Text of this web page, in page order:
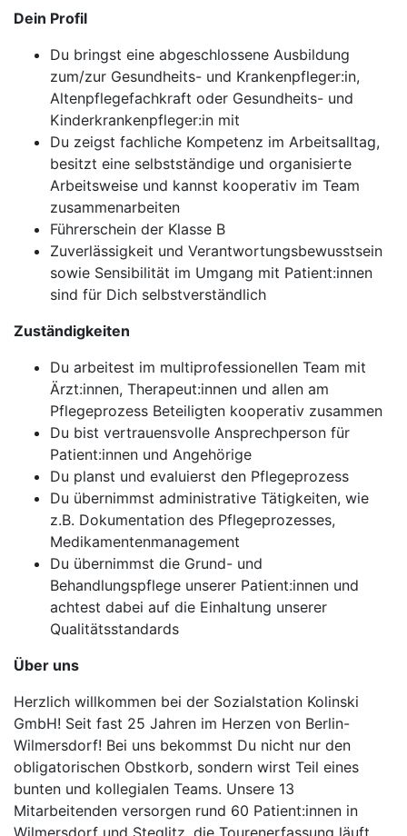
Dein Profil
Du bringst eine abgeschlossene Ausbildung
zum/zur Gesundheits- und Krankenpfleger:in,
Altenpflegefachkraft oder Gesundheits- und
Kinderkrankenpfleger:in mit
Du zeigst fachliche Kompetenz im Arbeitsalltag,
besitzt eine selbstständige und organisierte
Arbeitsweise und kannst kooperativ im Team
zusammenarbeiten
Führerschein der Klasse B
Zuverlässigkeit und Verantwortungsbewusstsein
sowie Sensibilität im Umgang mit Patient:innen
sind für Dich selbstverständlich
Zuständigkeiten
Du arbeitest im multiprofessionellen Team mit
Ärzt:innen, Therapeut:innen und allen am
Pflegeprozess Beteiligten kooperativ zusammen
Du bist vertrauensvolle Ansprechperson für
Patient:innen und Angehörige
Du planst und evaluierst den Pflegeprozess
Du übernimmst administrative Tätigkeiten, wie
z.B. Dokumentation des Pflegeprozesses,
Medikamentenmanagement
Du übernimmst die Grund- und
Behandlungspflege unserer Patient:innen und
achtest dabei auf die Einhaltung unserer
Qualitätsstandards
Über uns
Herzlich willkommen bei der Sozialstation Kolinski
GmbH! Seit fast 25 Jahren im Herzen von Berlin-
Wilmersdorf! Bei uns bekommst Du nicht nur den
obligatorischen Obstkorb, sondern wirst Teil eines
bunten und kollegialen Teams. Unsere 13
Mitarbeitenden versorgen rund 60 Patient:innen in
Wilmersdorf und Steglitz, die Tourenerfassung läuft